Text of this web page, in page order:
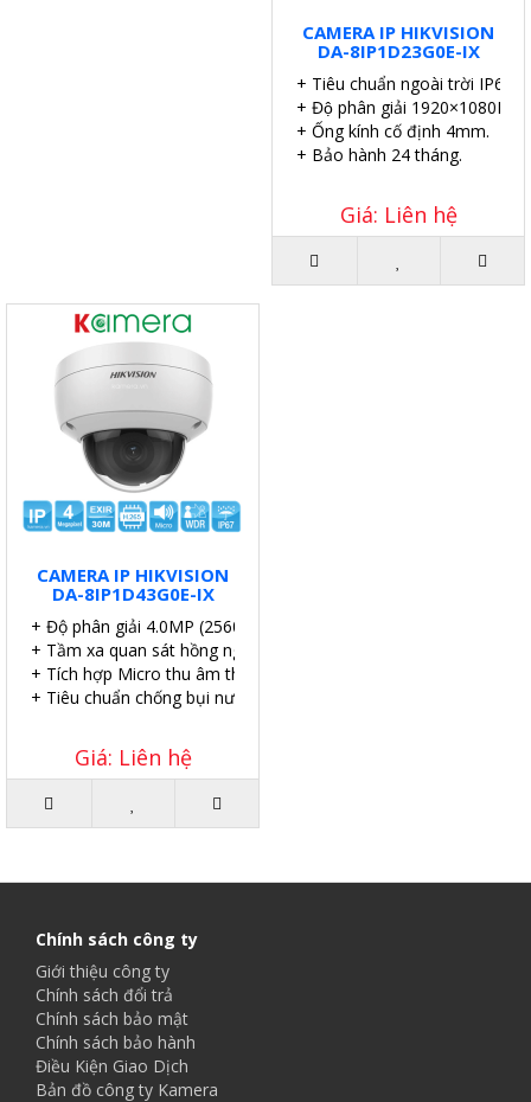
CAMERA IP HIKVISION
DA-8IP1D23G0E-IX
+ Tiêu chuẩn ngoài trời IP67.
+ Độ phân giải 1920×1080P.
+ Ống kính cố định 4mm.
+ Bảo hành 24 tháng.
Giá: Liên hệ
CAMERA IP HIKVISION
DA-8IP1D43G0E-IX
+ Độ phân giải 4.0MP (2560×1440@20fps).
+ Tầm xa quan sát hồng ngoại: EXIR 30m
+ Tích hợp Micro thu âm thanh.
+ Tiêu chuẩn chống bụi nước IP67.
Giá: Liên hệ
Chính sách công ty
Giới thiệu công ty
Chính sách đổi trả
Chính sách bảo mật
Chính sách bảo hành
Điều Kiện Giao Dịch
Bản đồ công ty Kamera